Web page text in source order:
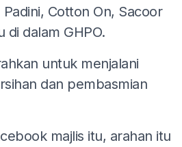
Cotton On, Sacoor
di dalam GHPO.
untuk menjalani
dan pembasmian
majlis itu, arahan itu